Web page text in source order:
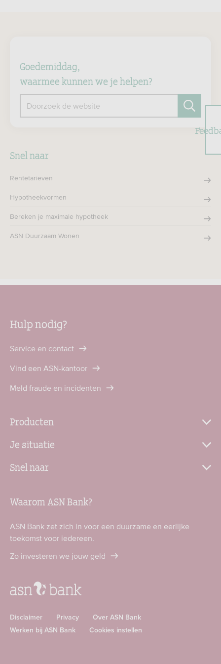
Goedemiddag,
waarmee kunnen we je helpen?
Doorzoek de website
Snel naar
Rentetarieven
Hypotheekvormen
Bereken je maximale hypotheek
ASN Duurzaam Wonen
Hulp nodig?
Service en contact
Vind een ASN-kantoor
Meld fraude en incidenten
Producten
Je situatie
Snel naar
Waarom ASN Bank?
ASN Bank zet zich in voor een duurzame en eerlijke
toekomst voor iedereen.
Zo investeren we jouw geld
Disclaimer Privacy
Over ASN Bank
Werken bij ASN Bank
Cookies instellen